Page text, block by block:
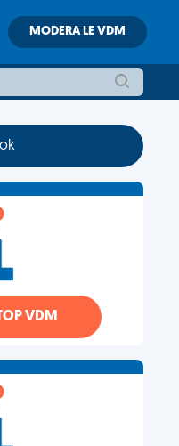
MODERA LE VDM
VDM